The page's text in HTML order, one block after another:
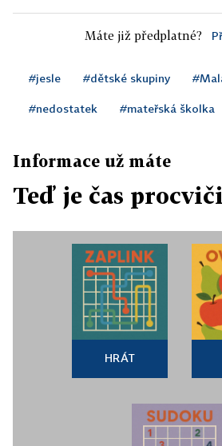
Máte již předplatné?
#jesle #dětské skupiny
#nedostatek #mateřská školka
Informace už máte
Teď je čas
HRÁT